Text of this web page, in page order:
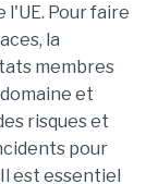
Pour faire
la
membres
et
risques et
pour
est essentiel